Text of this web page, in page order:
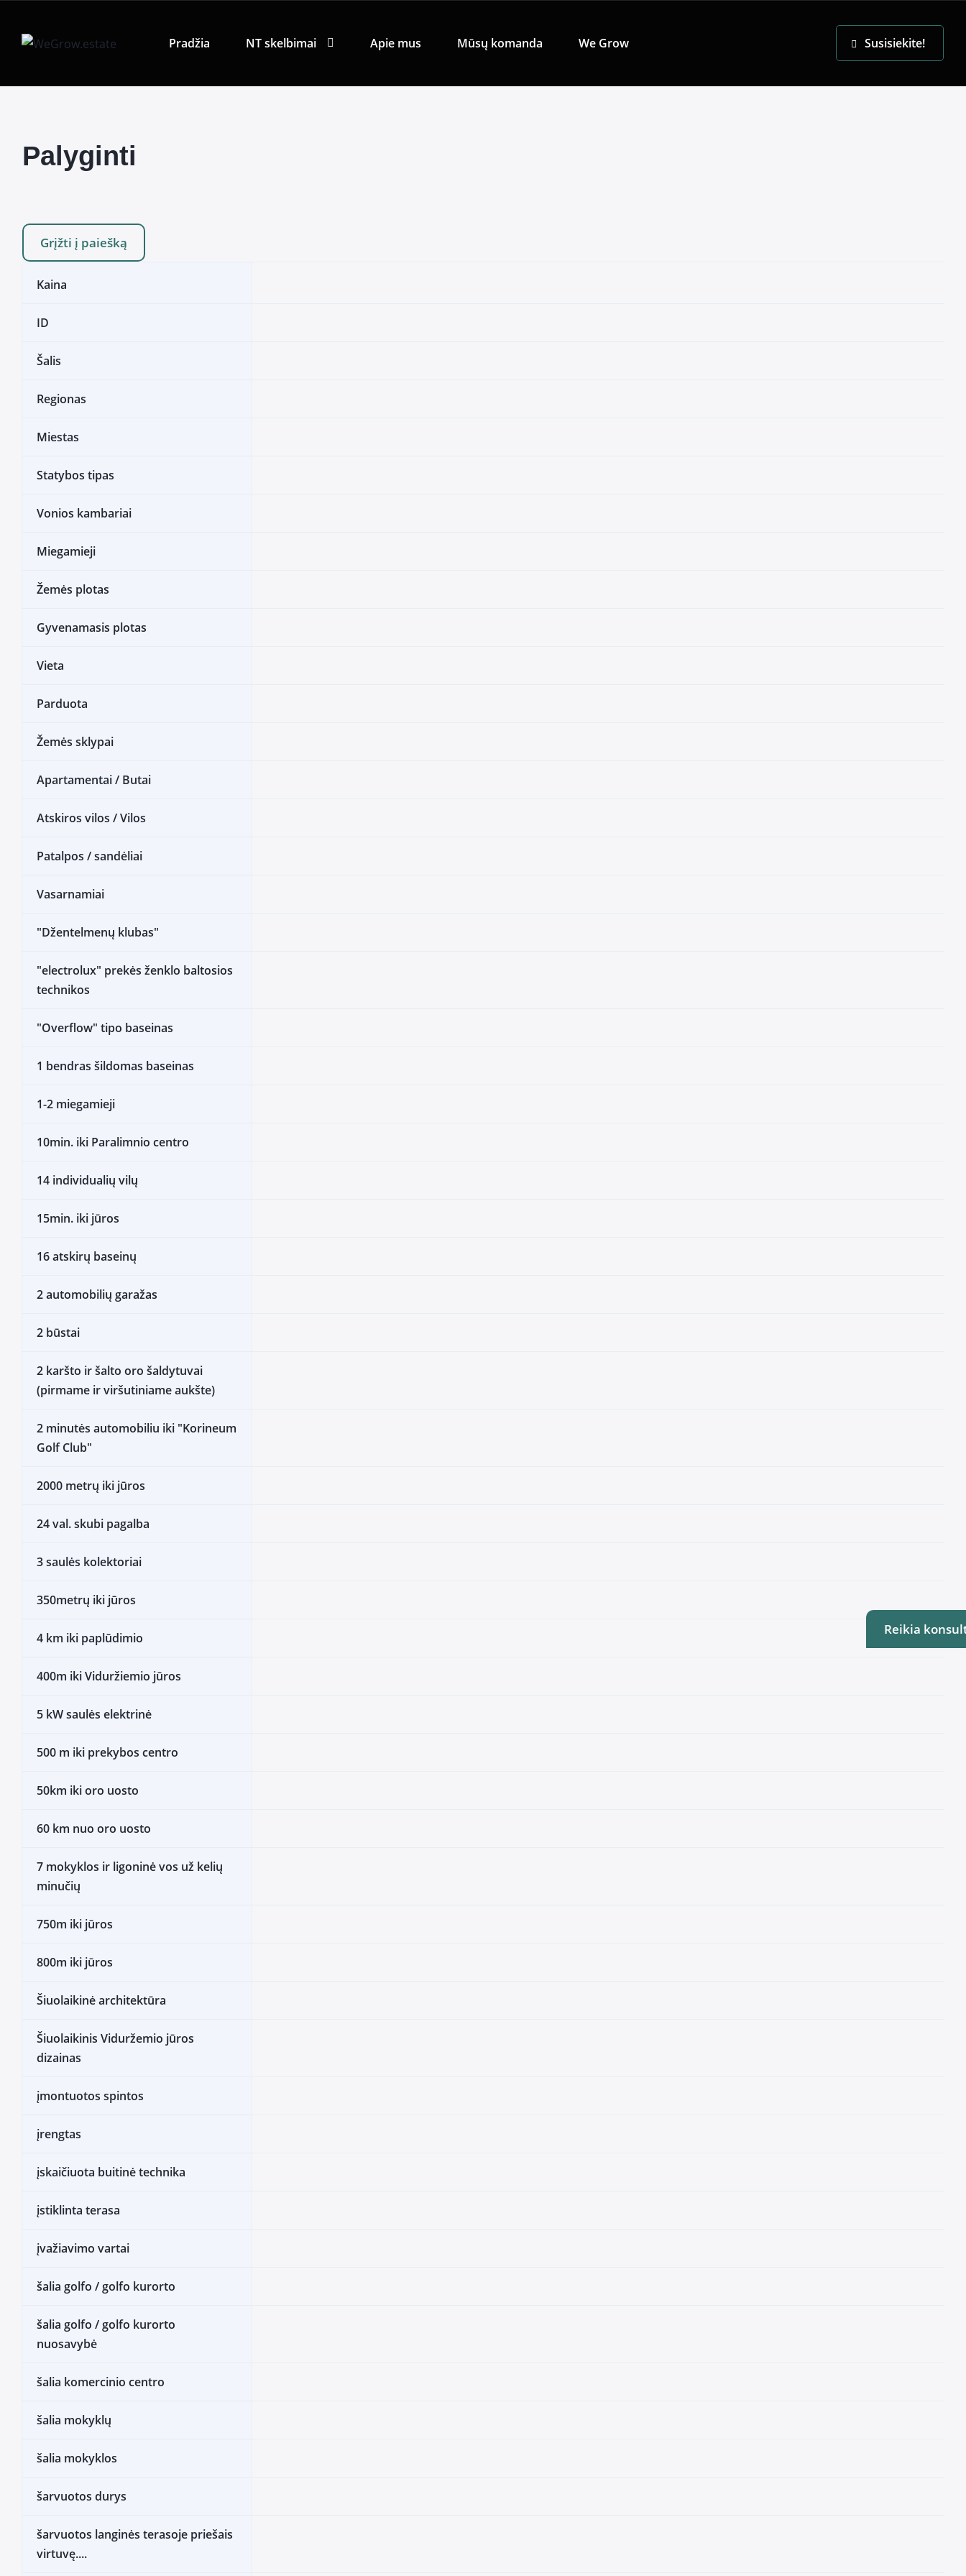
Pradžia NT skelbimai Apie mus Mūsų komanda We Grow Susisiekite!
Palyginti
Grįžti į paiešką
Kaina
ID
Šalis
Regionas
Miestas
Statybos tipas
Vonios kambariai
Miegamieji
Žemės plotas
Gyvenamasis plotas
Vieta
Parduota
Žemės sklypai
Apartamentai / Butai
Atskiros vilos / Vilos
Patalpos / sandėliai
Vasarnamiai
"Džentelmenų klubas"
"electrolux" prekės ženklo baltosios
technikos
"Overflow" tipo baseinas
1 bendras šildomas baseinas
1-2 miegamieji
10min. iki Paralimnio centro
14 individualių vilų
15min. iki jūros
16 atskirų baseinų
2 automobilių garažas
2 būstai
2 karšto ir šalto oro šaldytuvai
(pirmame ir viršutiniame aukšte)
2 minutės automobiliu iki "Korineum
Golf Club"
2000 metrų iki jūros
24 val. skubi pagalba
3 saulės kolektoriai
350metrų iki jūros
4 km iki paplūdimio
400m iki Viduržiemio jūros
5 kW saulės elektrinė
500 m iki prekybos centro
50km iki oro uosto
60 km nuo oro uosto
7 mokyklos ir ligoninė vos už kelių
minučių
750m iki jūros
800m iki jūros
Šiuolaikinė architektūra
Šiuolaikinis Viduržemio jūros
dizainas
įmontuotos spintos
įrengtas
įskaičiuota buitinė technika
įstiklinta terasa
įvažiavimo vartai
šalia golfo / golfo kurorto
šalia golfo / golfo kurorto
nuosavybė
šalia komercinio centro
šalia mokyklų
šalia mokyklos
šarvuotos durys
šarvuotos langinės terasoje priešais
virtuvę....
Reikia